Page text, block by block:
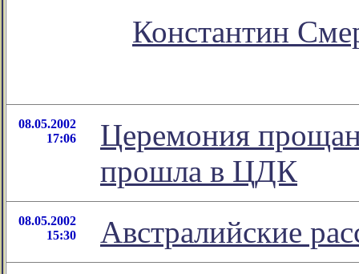
Константин
08.05.2002
17:06
Церемония
прошла в ЦДК
08.05.2002
15:30
Австралийские